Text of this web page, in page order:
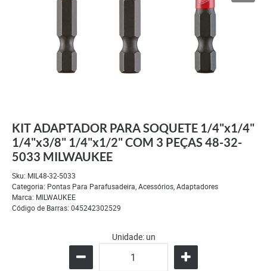
KIT ADAPTADOR PARA SOQUETE 1/4"x1/4"
1/4"x3/8" 1/4"x1/2" COM 3 PEÇAS 48-32-
5033 MILWAUKEE
Sku: MIL48-32-5033
Categoria: Pontas Para Parafusadeira,Acessórios,Adaptadores
Marca: MILWAUKEE
Código de Barras: 045242302529
Unidade: un